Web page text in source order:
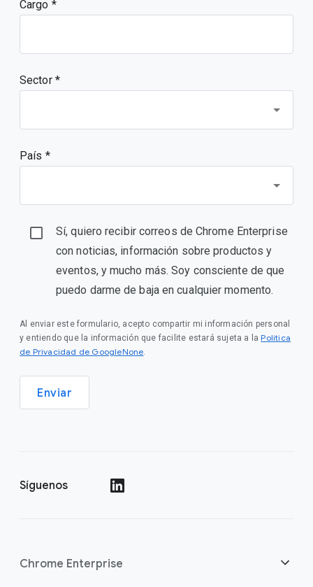
Cargo
Sector *
País *
Sí, quiero recibir correos de Chrome Enterprise
con noticias, información sobre productos y
eventos, y mucho más. Soy consciente de que
puedo darme de baja en cualquier momento.
Al enviar este formulario, acepto compartir mi información personal
y entiendo que la información que facilite estará sujeta a la Política
de Privacidad de GoogleNone.
Enviar
Síguenos
Chrome Enterprise